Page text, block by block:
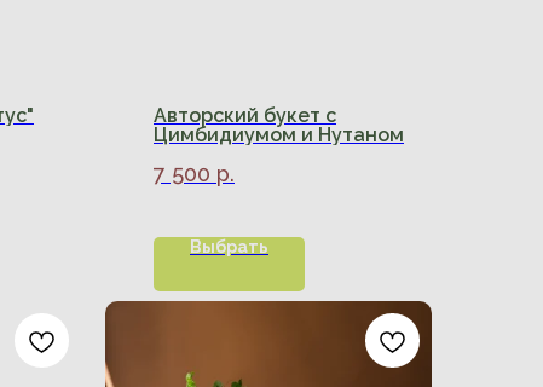
Авторский букет с
Цимбидиумом и Нутаном
7 500 р.
Выбрать